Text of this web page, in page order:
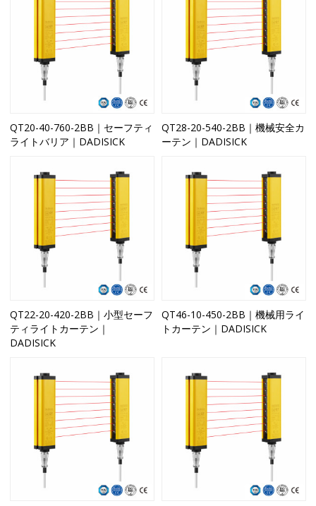
QT20-40-760-2BB｜セーフティ
ライトバリア｜DADISICK
QT28-20-540-2BB｜機械安全カ
ーテン｜DADISICK
QT22-20-420-2BB｜小型セーフ
ティライトカーテン｜
DADISICK
QT46-10-450-2BB｜機械用ライ
トカーテン｜DADISICK